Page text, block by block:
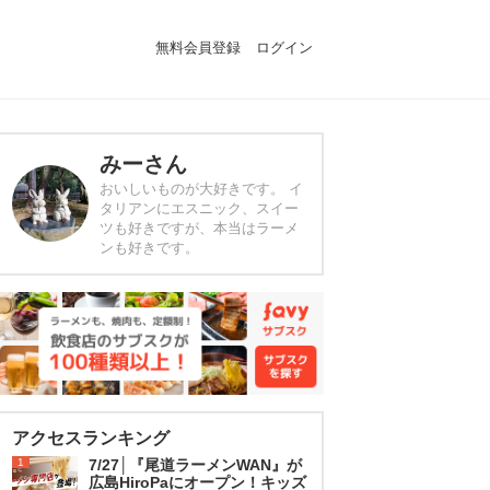
無料会員登録 ログイン
みーさん
おいしいものが大好きです。 イ
タリアンにエスニック、スイー
ツも好きですが、本当はラーメ
ンも好きです。
アクセスランキング
1
7/27│『尾道ラーメンWAN』が
広島HiroPaにオープン！キッズ